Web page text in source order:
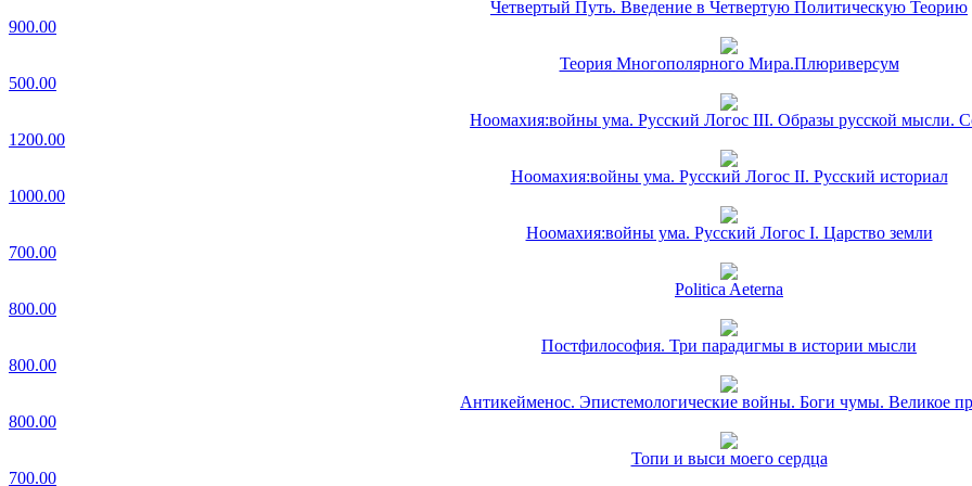
Четвертый Путь. Введение в Четвертую Политическую Теорию
900.00
Теория Многополярного Мира.Плюриверсум
500.00
Ноомахия:войны ума. Русский Логос III. Образы русской мысли.
1200.00
Ноомахия:войны ума. Русский Логос II. Русский историал
1000.00
Ноомахия:войны ума. Русский Логос I. Царство земли
700.00
Politica Aeterna
800.00
Постфилософия. Три парадигмы в истории мысли
800.00
Антикейменос. Эпистемологические войны. Боги чумы. Великое
800.00
Топи и выси моего сердца
700.00